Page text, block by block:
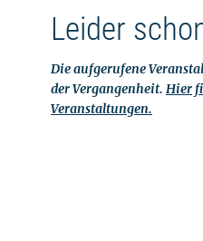
Leider
Die aufgerufene
der Vergangenheit. Hier
Veranstaltungen.